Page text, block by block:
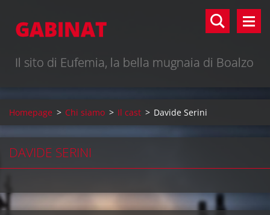
GABINAT
Il sito di Eufemia, la bella mugnaia di Boalzo
Homepage > Chi siamo > Il cast > Davide Serini
DAVIDE SERINI